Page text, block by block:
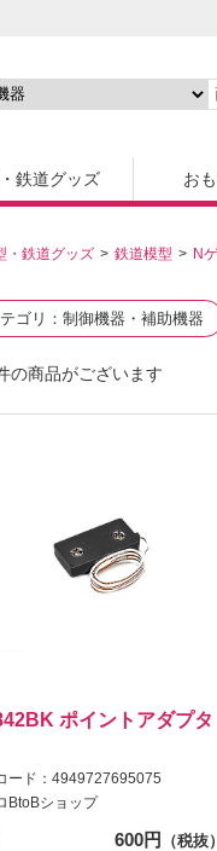
鉄道グッズ お
・鉄道グッズ 鉄道模型 N
ゴリ 制御機器・補助機器
の商品がございます
ポイントアダプタ
ード：4949727695075
BtoBショップ
600円
（税抜）